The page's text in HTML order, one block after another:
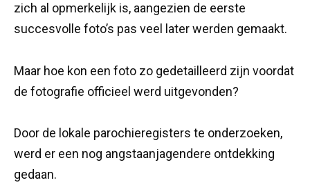
zich al opmerkelijk is, aangezien de eerste
succesvolle foto’s pas veel later werden gemaakt.
Maar hoe kon een foto zo gedetailleerd zijn voordat
de fotografie officieel werd uitgevonden?
Door de lokale parochieregisters te onderzoeken,
werd er een nog angstaanjagendere ontdekking
gedaan.